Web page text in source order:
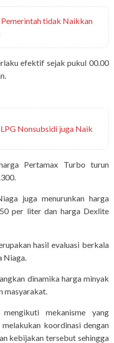
tidak Naikkan
efektif sejak pukul 00.00
Nonsubsidi juga Naik
Pertamax Turbo turun
juga menurunkan harga
per liter dan harga Dexlite
hasil evaluasi berkala
Niaga.
dinamika harga minyak
masyarakat.
mekanisme yang
koordinasi dengan
kebijakan tersebut sehingga